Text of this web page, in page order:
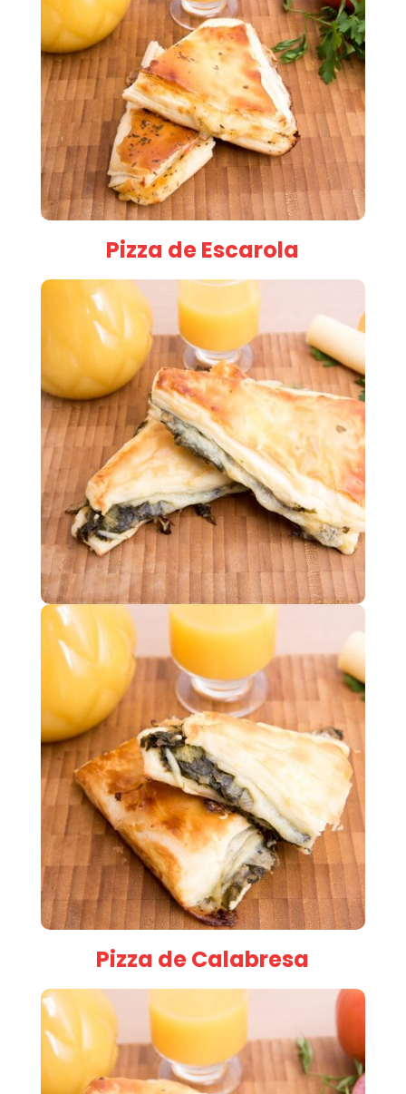
Pizza de Escarola
Pizza de Calabresa